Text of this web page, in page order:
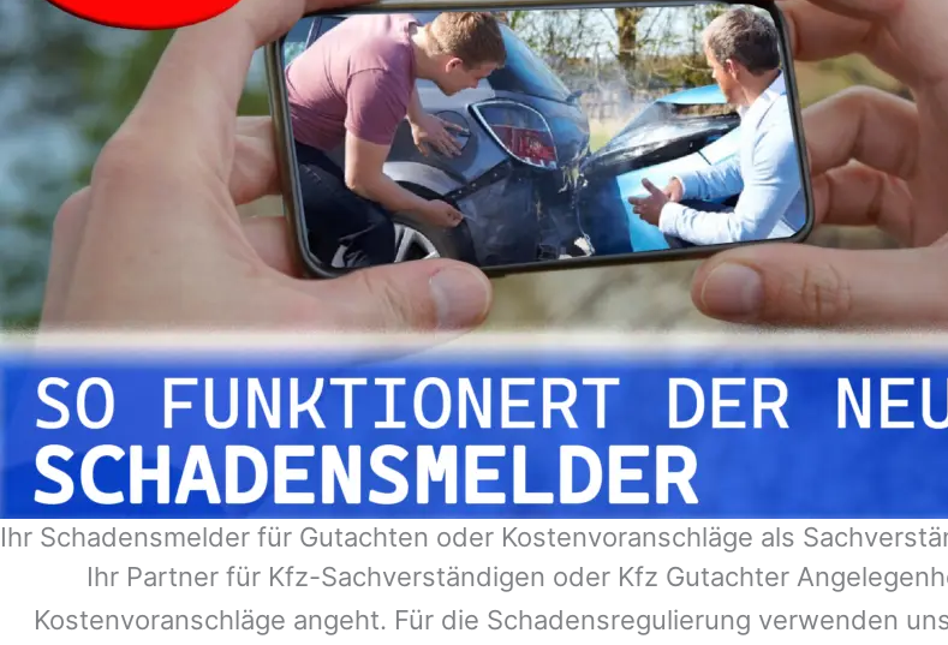
Ihr Schadensmelder für Gutachten oder Kostenvoranschläge als
Ihr Partner für Kfz-Sachverständigen oder Kfz Gutachter
Kostenvoranschläge angeht. Für die Schadensregulierung verwenden